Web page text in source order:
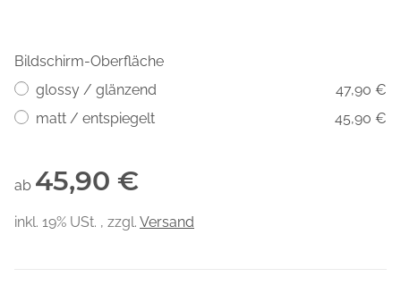
Bildschirm-Oberfläche
glossy / glänzend
47,90 €
matt / entspiegelt
45,90 €
ab 45,90 €
inkl. 19% USt. , zzgl. Versand